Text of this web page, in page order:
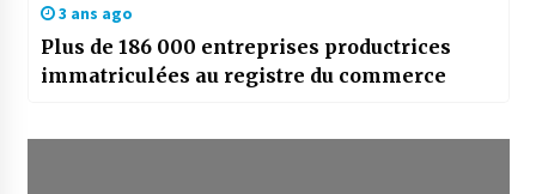
3 ans ago
Plus de 186 000 entreprises productrices
immatriculées au registre du commerce